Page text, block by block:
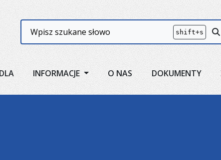
Wyszukiwarka shift+s
INFORMACJE O NAS DOKUMENTY